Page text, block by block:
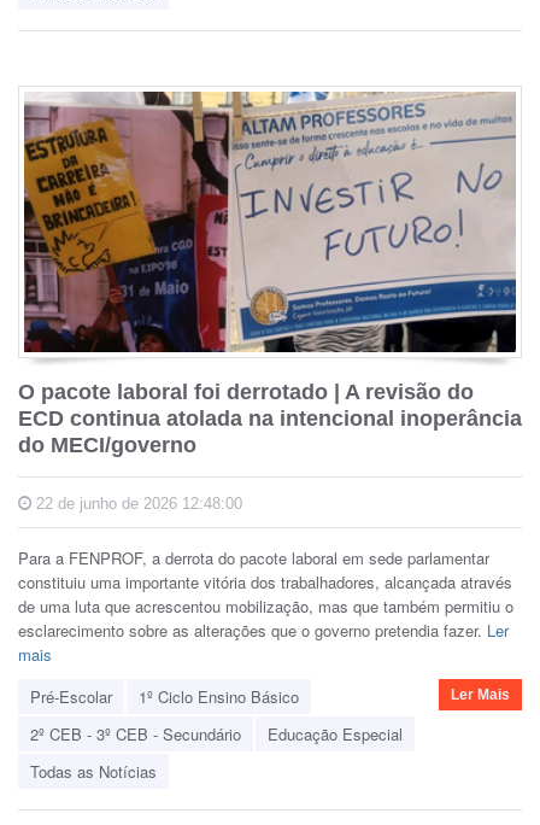
O pacote laboral foi derrotado | A revisão do
ECD continua atolada na intencional inoperância
do MECI/governo
22 de junho de 2026 12:48:00
Para a FENPROF, a derrota do pacote laboral em sede parlamentar
constituiu uma importante vitória dos trabalhadores, alcançada através
de uma luta que acrescentou mobilização, mas que também permitiu o
esclarecimento sobre as alterações que o governo pretendia fazer. Ler
mais
Pré-Escolar
1º Ciclo Ensino Básico
2º CEB - 3º CEB - Secundário
Educação Especial
Todas as Notícias
Ler Mais